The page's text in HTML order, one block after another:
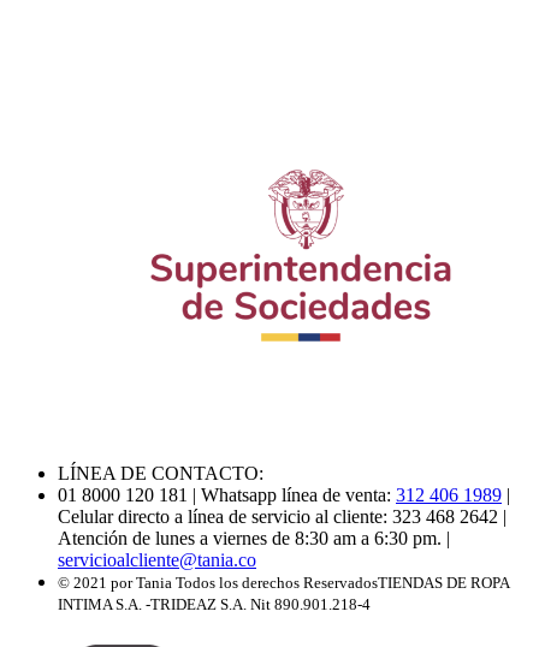
LÍNEA DE CONTACTO:
01 8000 120 181 | Whatsapp línea de venta: 312 406 1989 |
Celular directo a línea de servicio al cliente: 323 468 2642 |
Atención de lunes a viernes de 8:30 am a 6:30 pm. |
servicioalcliente@tania.co
© 2021 por Tania Todos los derechos ReservadosTIENDAS DE ROPA
INTIMA S.A. -TRIDEAZ S.A. Nit 890.901.218-4